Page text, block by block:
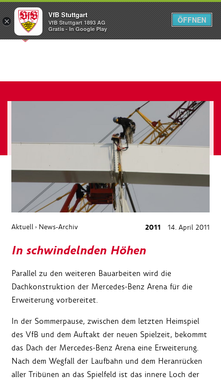
Menü
Aktuell › News-Archiv 2011 14. April 2011
In schwindelnden Höhen
Parallel zu den weiteren Bauarbeiten wird die
Dachkonstruktion der Mercedes-Benz Arena für die
Erweiterung vorbereitet.
In der Sommerpause, zwischen dem letzten Heimspiel
des VfB und dem Auftakt der neuen Spielzeit, bekommt
das Dach der Mercedes-Benz Arena eine Erweiterung.
Nach dem Wegfall der Laufbahn und dem Heranrücken
aller Tribünen an das Spielfeld ist das innere Loch der
×
VfB Stuttgart
VfB Stuttgart 1893 AG
Gratis - In Google Play
ÖFFNEN